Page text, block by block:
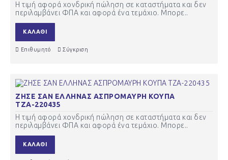
Η τιμή αφορά χονδρική πώληση σε καταστήματα και δεν
περιλαμβάνει ΦΠΑ και αφορά ένα τεμάχιο. Μπορε..
ΚΑΛΆΘΙ
Επιθυμητό Σύγκριση
ΖΗΣΕ ΣΑΝ ΕΛΛΗΝΑΣ ΑΣΠΡΟΜΑΥΡΗ ΚΟΥΠΑ
ΤΖΑ-220435
Η τιμή αφορά χονδρική πώληση σε καταστήματα και δεν
περιλαμβάνει ΦΠΑ και αφορά ένα τεμάχιο. Μπορε..
ΚΑΛΆΘΙ